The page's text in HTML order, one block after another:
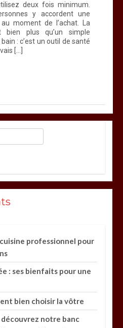
deux fois minimum.
y accordent une
moment de l’achat. La
plus qu’un simple
: c’est un outil de santé
[…]
professionnel pour
: ses bienfaits pour une
bien choisir la vôtre
notre banc